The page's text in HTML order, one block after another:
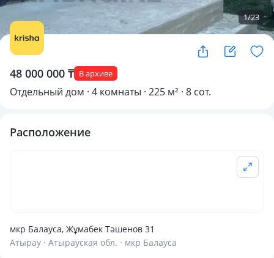
1/23
48 000 000 ₸ В архиве
Отдельный дом · 4 комнаты · 225 м² · 8 сот.
Расположение
мкр Балауса, Жұмабек Тәшенов 31
Атырау · Атырауская обл. · мкр Балауса